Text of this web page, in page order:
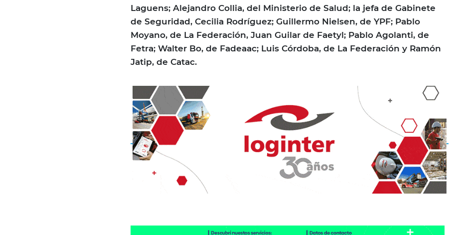
Laguens; Alejandro Collia, del Ministerio de Salud; la jefa de Gabinete
de Seguridad, Cecilia Rodríguez; Guillermo Nielsen, de YPF; Pablo
Moyano, de La Federación, Juan Guilar de Faetyl; Pablo Agolanti, de
Fetra; Walter Bo, de Fadeaac; Luis Córdoba, de La Federación y Ramón
Jatip, de Catac.